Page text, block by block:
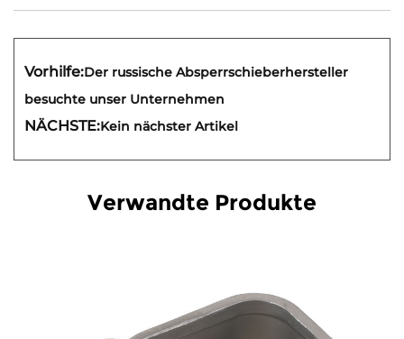
Vorhilfe:Der russische Absperrschieberhersteller
besuchte unser Unternehmen
NÄCHSTE:Kein nächster Artikel
Verwandte Produkte